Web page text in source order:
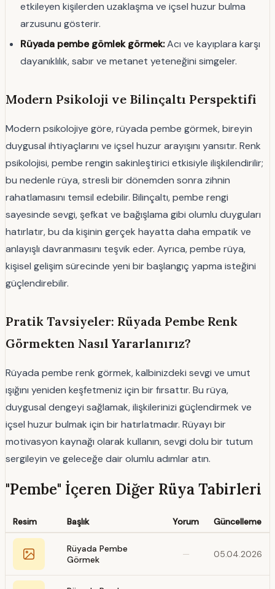
etkileyen kişilerden uzaklaşma ve içsel huzur bulma
arzusunu gösterir.
Rüyada pembe gömlek görmek:Acı ve kayıplara karşı
dayanıklılık, sabır ve metanet yeteneğini simgeler.
Modern Psikoloji ve Bilinçaltı Perspektifi
Modern psikolojiye göre, rüyada pembe görmek, bireyin
duygusal ihtiyaçlarını ve içsel huzur arayışını yansıtır. Renk
psikolojisi, pembe rengin sakinleştirici etkisiyle ilişkilendirilir;
bu nedenle rüya, stresli bir dönemden sonra zihnin
rahatlamasını temsil edebilir. Bilinçaltı, pembe rengi
sayesinde sevgi, şefkat ve bağışlama gibi olumlu duyguları
hatırlatır, bu da kişinin gerçek hayatta daha empatik ve
anlayışlı davranmasını teşvik eder. Ayrıca, pembe rüya,
kişisel gelişim sürecinde yeni bir başlangıç yapma isteğini
güçlendirebilir.
Pratik Tavsiyeler: Rüyada Pembe Renk
Görmekten Nasıl Yararlanırız?
Rüyada pembe renk görmek, kalbinizdeki sevgi ve umut
ışığını yeniden keşfetmeniz için bir fırsattır. Bu rüya,
duygusal dengeyi sağlamak, ilişkilerinizi güçlendirmek ve
içsel huzur bulmak için bir hatırlatmadır. Rüyayı bir
motivasyon kaynağı olarak kullanın, sevgi dolu bir tutum
sergileyin ve geleceğe dair olumlu adımlar atın.
"Pembe" İçeren Diğer Rüya Tabirleri
Resim Başlık Yorum Güncelleme
Rüyada Pembe
Görmek
— 05.04.2026